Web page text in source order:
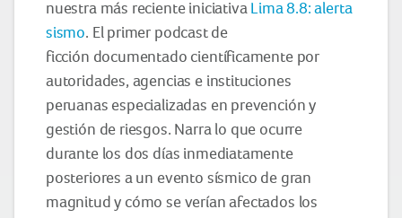
nuestra más reciente iniciativa Lima 8.8: alerta
sismo. El primer podcast de
ficción documentado científicamente por
autoridades, agencias e instituciones
peruanas especializadas en prevención y
gestión de riesgos. Narra lo que ocurre
durante los dos días inmediatamente
posteriores a un evento sísmico de gran
magnitud y cómo se verían afectados los